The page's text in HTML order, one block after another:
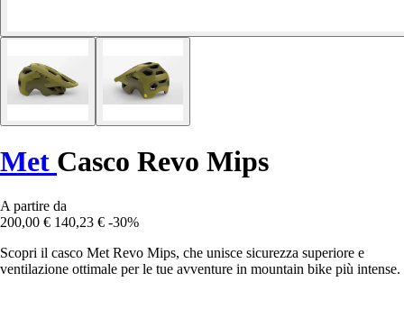
Met Casco Revo Mips
A partire da
200,00 € 140,23 € -30%
Scopri il casco Met Revo Mips, che unisce sicurezza superiore e
ventilazione ottimale per le tue avventure in mountain bike più intense.